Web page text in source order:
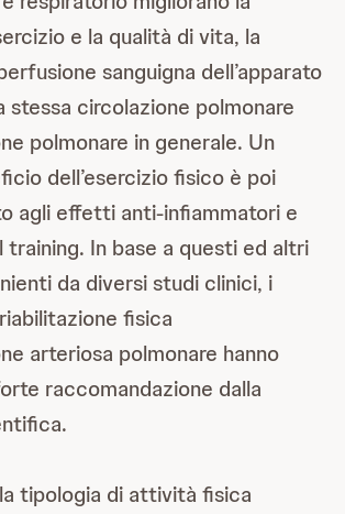
e la qualità di vita, la
sanguigna dell’apparato
stessa circolazione polmonare
polmonare in generale. Un
dell’esercizio fisico è poi
agli effetti anti-infiammatori e
In base a questi ed altri
da diversi studi clinici, i
fisica
arteriosa polmonare hanno
raccomandazione dalla
tipologia di attività fisica